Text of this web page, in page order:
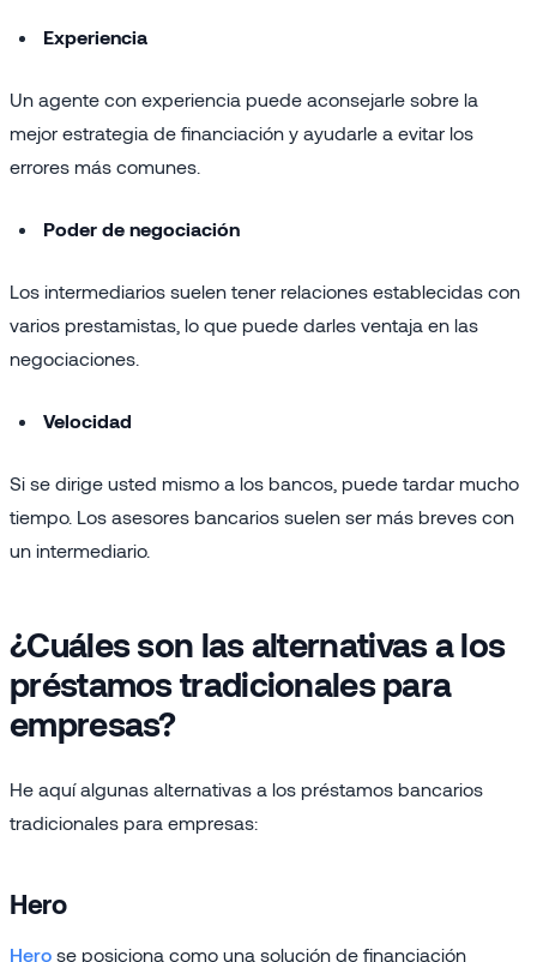
Experiencia
Un agente con experiencia puede aconsejarle sobre la
mejor estrategia de financiación y ayudarle a evitar los
errores más comunes.
Poder de negociación
Los intermediarios suelen tener relaciones establecidas con
varios prestamistas, lo que puede darles ventaja en las
negociaciones.
Velocidad
Si se dirige usted mismo a los bancos, puede tardar mucho
tiempo. Los asesores bancarios suelen ser más breves con
un intermediario.
¿Cuáles son las alternativas a los
préstamos tradicionales para
empresas?
He aquí algunas alternativas a los préstamos bancarios
tradicionales para empresas:
Hero
Hero se posiciona como una solución de financiación